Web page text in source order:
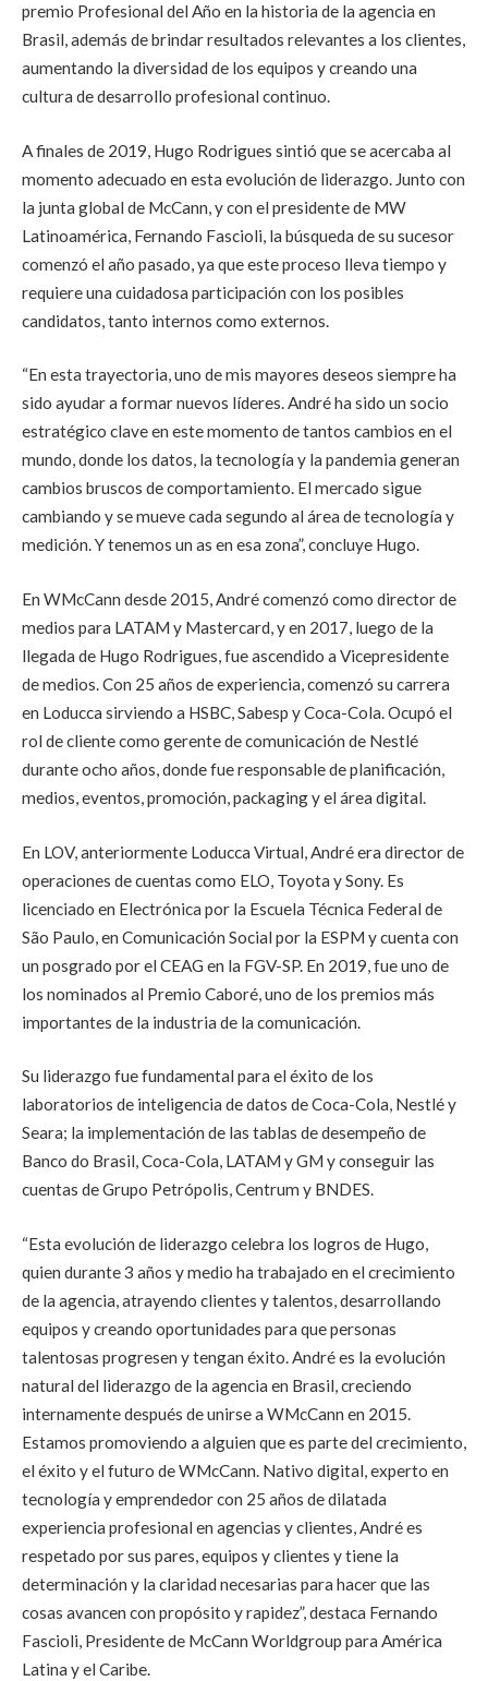
premio Profesional del Año en la historia de la agencia en
Brasil, además de brindar resultados relevantes a los clientes,
aumentando la diversidad de los equipos y creando una
cultura de desarrollo profesional continuo.
A finales de 2019, Hugo Rodrigues sintió que se acercaba al
momento adecuado en esta evolución de liderazgo. Junto con
la junta global de McCann, y con el presidente de MW
Latinoamérica, Fernando Fascioli, la búsqueda de su sucesor
comenzó el año pasado, ya que este proceso lleva tiempo y
requiere una cuidadosa participación con los posibles
candidatos, tanto internos como externos.
“En esta trayectoria, uno de mis mayores deseos siempre ha
sido ayudar a formar nuevos líderes. André ha sido un socio
estratégico clave en este momento de tantos cambios en el
mundo, donde los datos, la tecnología y la pandemia generan
cambios bruscos de comportamiento. El mercado sigue
cambiando y se mueve cada segundo al área de tecnología y
medición. Y tenemos un as en esa zona”, concluye Hugo.
En WMcCann desde 2015, André comenzó como director de
medios para LATAM y Mastercard, y en 2017, luego de la
llegada de Hugo Rodrigues, fue ascendido a Vicepresidente
de medios. Con 25 años de experiencia, comenzó su carrera
en Loducca sirviendo a HSBC, Sabesp y Coca-Cola. Ocupó el
rol de cliente como gerente de comunicación de Nestlé
durante ocho años, donde fue responsable de planificación,
medios, eventos, promoción, packaging y el área digital.
En LOV, anteriormente Loducca Virtual, André era director de
operaciones de cuentas como ELO, Toyota y Sony. Es
licenciado en Electrónica por la Escuela Técnica Federal de
São Paulo, en Comunicación Social por la ESPM y cuenta con
un posgrado por el CEAG en la FGV-SP. En 2019, fue uno de
los nominados al Premio Caboré, uno de los premios más
importantes de la industria de la comunicación.
Su liderazgo fue fundamental para el éxito de los
laboratorios de inteligencia de datos de Coca-Cola, Nestlé y
Seara; la implementación de las tablas de desempeño de
Banco do Brasil, Coca-Cola, LATAM y GM y conseguir las
cuentas de Grupo Petrópolis, Centrum y BNDES.
“Esta evolución de liderazgo celebra los logros de Hugo,
quien durante 3 años y medio ha trabajado en el crecimiento
de la agencia, atrayendo clientes y talentos, desarrollando
equipos y creando oportunidades para que personas
talentosas progresen y tengan éxito. André es la evolución
natural del liderazgo de la agencia en Brasil, creciendo
internamente después de unirse a WMcCann en 2015.
Estamos promoviendo a alguien que es parte del crecimiento,
el éxito y el futuro de WMcCann. Nativo digital, experto en
tecnología y emprendedor con 25 años de dilatada
experiencia profesional en agencias y clientes, André es
respetado por sus pares, equipos y clientes y tiene la
determinación y la claridad necesarias para hacer que las
cosas avancen con propósito y rapidez”, destaca Fernando
Fascioli, Presidente de McCann Worldgroup para América
Latina y el Caribe.